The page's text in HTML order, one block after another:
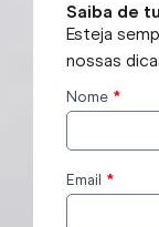
Saiba de
Esteja
nossas
Subscrever
Nome *
Email *